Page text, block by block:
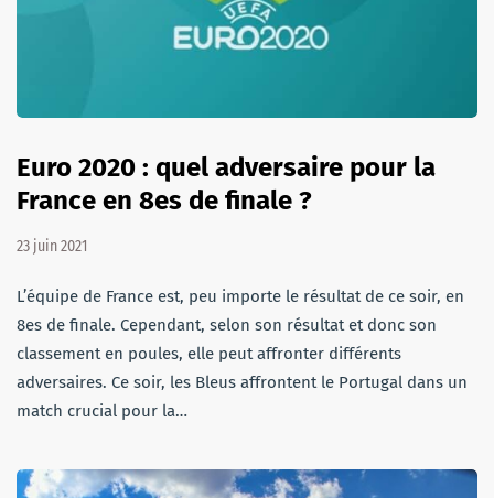
Euro 2020 : quel adversaire pour la
France en 8es de finale ?
23 juin 2021
L’équipe de France est, peu importe le résultat de ce soir, en
8es de finale. Cependant, selon son résultat et donc son
classement en poules, elle peut affronter différents
adversaires. Ce soir, les Bleus affrontent le Portugal dans un
match crucial pour la…